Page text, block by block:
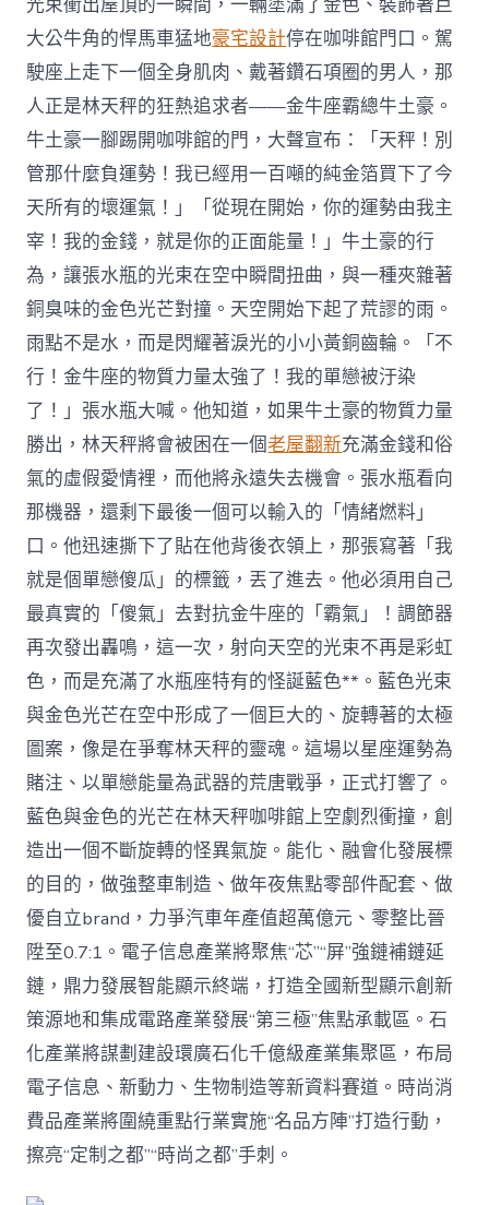
光束衝出屋頂的一瞬間，一輛塗滿了金色、裝飾著巨
大公牛角的悍馬車猛地豪宅設計停在咖啡館門口。駕
駛座上走下一個全身肌肉、戴著鑽石項圈的男人，那
人正是林天秤的狂熱追求者——金牛座霸總牛土豪。
牛土豪一腳踢開咖啡館的門，大聲宣布：「天秤！別
管那什麼負運勢！我已經用一百噸的純金箔買下了今
天所有的壞運氣！」「從現在開始，你的運勢由我主
宰！我的金錢，就是你的正面能量！」牛土豪的行
為，讓張水瓶的光束在空中瞬間扭曲，與一種夾雜著
銅臭味的金色光芒對撞。天空開始下起了荒謬的雨。
雨點不是水，而是閃耀著淚光的小小黃銅齒輪。「不
行！金牛座的物質力量太強了！我的單戀被汙染
了！」張水瓶大喊。他知道，如果牛土豪的物質力量
勝出，林天秤將會被困在一個老屋翻新充滿金錢和俗
氣的虛假愛情裡，而他將永遠失去機會。張水瓶看向
那機器，還剩下最後一個可以輸入的「情緒燃料」
口。他迅速撕下了貼在他背後衣領上，那張寫著「我
就是個單戀傻瓜」的標籤，丟了進去。他必須用自己
最真實的「傻氣」去對抗金牛座的「霸氣」！調節器
再次發出轟鳴，這一次，射向天空的光束不再是彩虹
色，而是充滿了水瓶座特有的怪誕藍色**。藍色光束
與金色光芒在空中形成了一個巨大的、旋轉著的太極
圖案，像是在爭奪林天秤的靈魂。這場以星座運勢為
賭注、以單戀能量為武器的荒唐戰爭，正式打響了。
藍色與金色的光芒在林天秤咖啡館上空劇烈衝撞，創
造出一個不斷旋轉的怪異氣旋。能化、融會化發展標
的目的，做強整車制造、做年夜焦點零部件配套、做
優自立brand，力爭汽車年產值超萬億元、零整比晉
陞至0.7:1。電子信息產業將聚焦“芯”“屏”強鏈補鏈延
鏈，鼎力發展智能顯示終端，打造全國新型顯示創新
策源地和集成電路產業發展“第三極”焦點承載區。石
化產業將謀劃建設環廣石化千億級產業集聚區，布局
電子信息、新動力、生物制造等新資料賽道。時尚消
費品產業將圍繞重點行業實施“名品方陣”打造行動，
擦亮“定制之都”“時尚之都”手刺。